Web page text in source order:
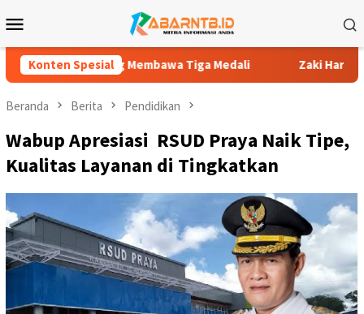
ke
Mobile
Konten Spesial
Membawa Tiga Medali Zaki Hardi: 277 Siswa SMPN
Beranda Berita Pendidikan
Wabup Apresiasi RSUD Praya Naik Tipe,
Kualitas Layanan di Tingkatkan